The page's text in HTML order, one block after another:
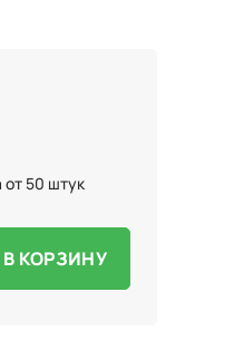
50 штук
КОРЗИНУ